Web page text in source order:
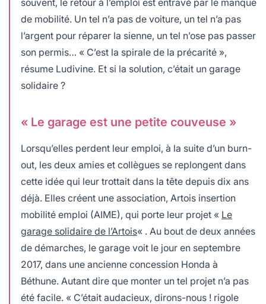
de mobilité. Un tel n’a pas de voiture, un tel n’a pas
l’argent pour réparer la sienne, un tel n’ose pas passer
son permis… « C’est la spirale de la précarité »,
résume Ludivine. Et si la solution, c’était un garage
solidaire ?
« Le garage est une petite couveuse »
Lorsqu’elles perdent leur emploi, à la suite d’un burn-
out, les deux amies et collègues se replongent dans
cette idée qui leur trottait dans la tête depuis dix ans
déjà. Elles créent une association, Artois insertion
mobilité emploi (AIME), qui porte leur projet « Le
garage solidaire de l’Artois« . Au bout de deux années
de démarches, le garage voit le jour en septembre
2017, dans une ancienne concession Honda à
Béthune. Autant dire que monter un tel projet n’a pas
été facile. « C’était audacieux, dirons-nous ! rigole